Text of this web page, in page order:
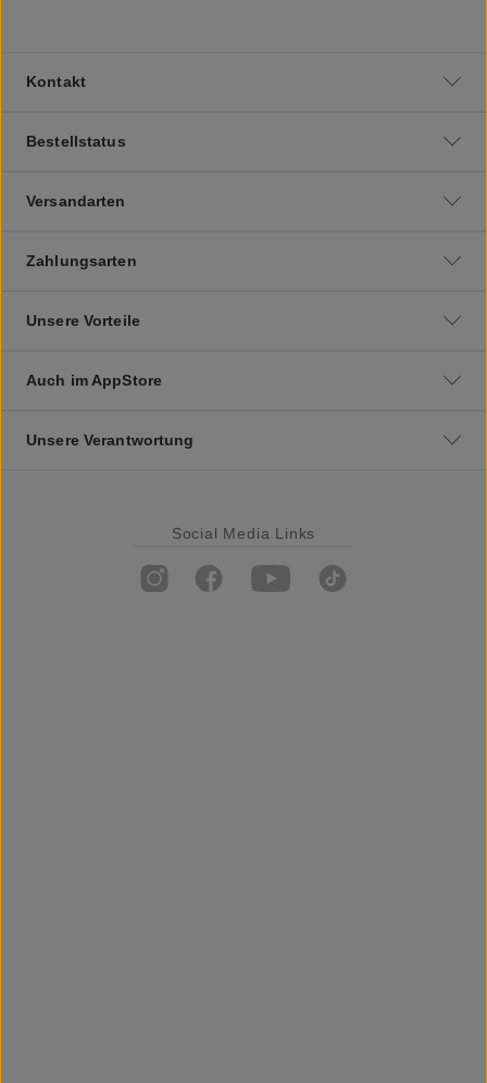
Kontakt
Bestellstatus
Versandarten
Zahlungsarten
Unsere Vorteile
Auch im AppStore
Unsere Verantwortung
Social Media Links